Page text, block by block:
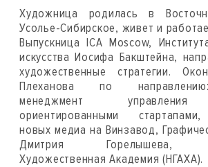
Художница родилась в
Усолье-Сибирское, живет и
Выпускница ICA Moscow,
искусства Иосифа Бакштейна,
художественные стратегии.
Плеханова по
менеджмент управления
ориентированными
новых медиа на Винзавод,
Дмитрия Горелышева,
Художественная Академия (НГАХА).